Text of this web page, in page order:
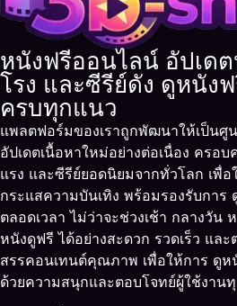
หนังฟรีออนไลน์ อัปเด
โรง และซีรีย์ดัง ดูหนัง
ครบทุกแนว
แพลตฟอร์มของเราถูกพัฒนาให้เป็นศู
อัปเดตเนื้อหาใหม่อย่างต่อเนื่อง ครอ
แรง และซีรีย์ยอดนิยมจากทั่วโลก เพื่
กระแสความบันเทิง พร้อมรองรับการ
ตลอดเวลา ไม่ว่าจะช่วงเช้า กลางวัน
หนังดูฟรี ได้อย่างสะดวก รวดเร็ว แล
สรรคอนเทนต์คุณภาพ เพื่อให้การ ดูห
ด้วยความสนุกและตอบโจทย์ผู้ใช้งาน